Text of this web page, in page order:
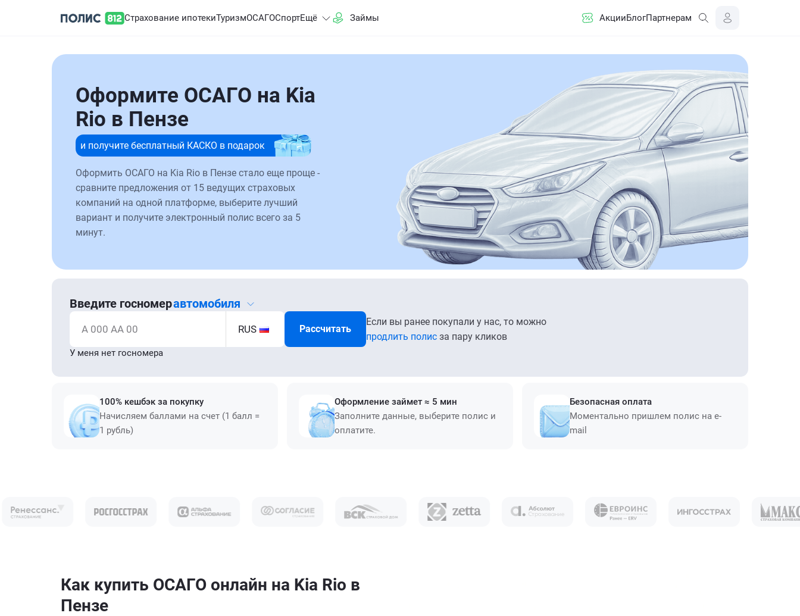
Страхование ипотекиТуризмОСАГОСпортЕщё Займы АкцииБлогПартнерам
Оформите ОСАГО на Kia
Rio в Пензе
и получите бесплатный КАСКО в подарок
Оформить ОСАГО на Kia Rio в Пензе стало еще проще -
сравните предложения от 15 ведущих страховых
компаний на одной платформе, выберите лучший
вариант и получите электронный полис всего за 5
минут.
Введите госномеравтомобиля
А 000 АА 00 RUS Рассчитать
Если вы ранее покупали у нас, то можно
продлить полис за пару кликов
У меня нет госномера
100% кешбэк за покупку
Начисляем баллами на счет (1 балл =
1 рубль)
Оформление займет ≈ 5 мин
Заполните данные, выберите полис и
оплатите.
Безопасная оплата
Моментально пришлем полис на e-
mail
Как купить ОСАГО онлайн на Kia Rio в
Пензе